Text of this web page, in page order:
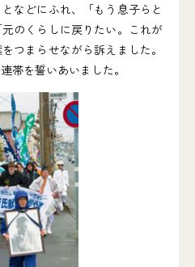
などにふれ、「もう息子らと
のくらしに戻りたい。これが
つまらせながら訴えました。
帯を誓いあいました。